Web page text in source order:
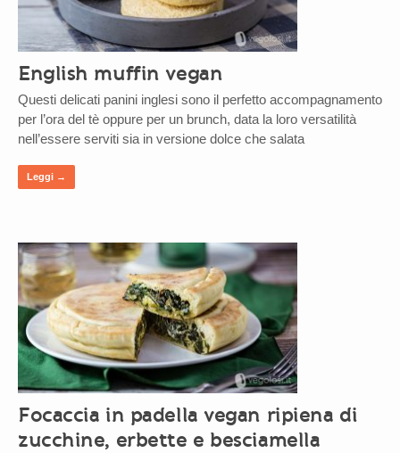
English muffin vegan
Questi delicati panini inglesi sono il perfetto accompagnamento
per l’ora del tè oppure per un brunch, data la loro versatilità
nell’essere serviti sia in versione dolce che salata
Leggi →
Focaccia in padella vegan ripiena di
zucchine, erbette e besciamella